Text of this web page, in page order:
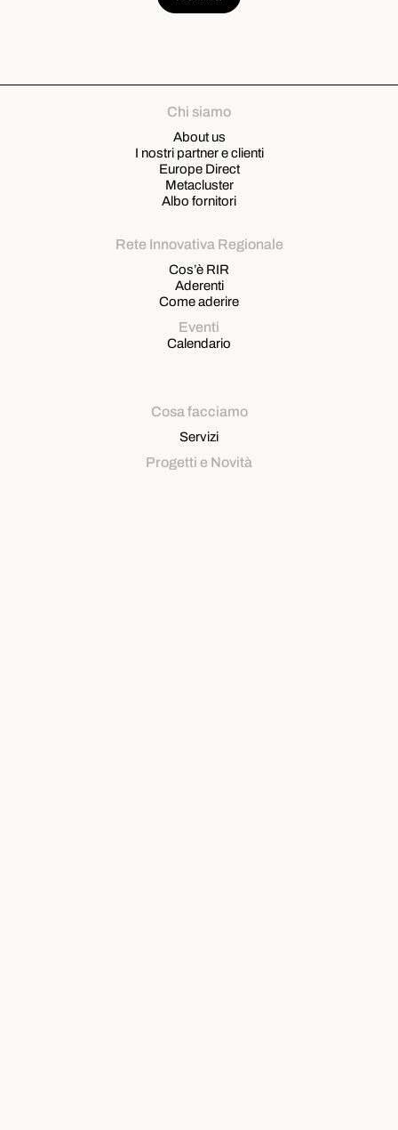
Chi siamo
About us
I nostri partner e clienti
Europe Direct
Metacluster
Albo fornitori
Rete Innovativa Regionale
Cos’è RIR
Aderenti
Come aderire
Eventi
Calendario
Cosa facciamo
Servizi
Progetti e Novità